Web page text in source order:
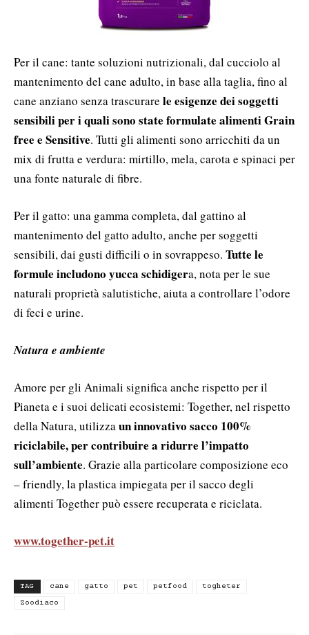
Per il cane: tante soluzioni nutrizionali, dal cucciolo al
mantenimento del cane adulto, in base alla taglia, fino al
cane anziano senza trascurare le esigenze dei soggetti
sensibili per i quali sono state formulate alimenti Grain
free e Sensitive. Tutti gli alimenti sono arricchiti da un
mix di frutta e verdura: mirtillo, mela, carota e spinaci per
una fonte naturale di fibre.
Per il gatto: una gamma completa, dal gattino al
mantenimento del gatto adulto, anche per soggetti
sensibili, dai gusti difficili o in sovrappeso. Tutte le
formule includono yucca schidigera, nota per le sue
naturali proprietà salutistiche, aiuta a controllare l’odore
di feci e urine.
Natura e ambiente
Amore per gli Animali significa anche rispetto per il
Pianeta e i suoi delicati ecosistemi: Together, nel rispetto
della Natura, utilizzaun innovativo sacco 100%
riciclabile, per contribuire a ridurre l’impatto
sull’ambiente. Grazie alla particolare composizione eco
– friendly, la plastica impiegata per il sacco degli
alimenti Together può essere recuperata e riciclata.
www.together-pet.it
TAG cane gatto pet petfood
togheter
Zoodiaco